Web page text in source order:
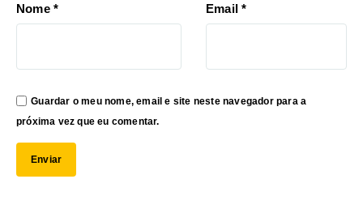
Nome * Email*
Guardar o meu nome, email e site neste navegador para a
próxima vez que eu comentar.